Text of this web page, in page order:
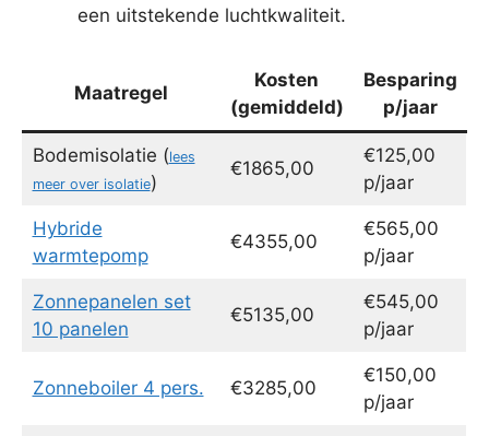
een uitstekende luchtkwaliteit.
Maatregel
Kosten
(gemiddeld)
Besparing
p/jaar
Bodemisolatie (lees
meer over isolatie)
€1865,00
€125,00
p/jaar
Hybride
warmtepomp
€4355,00
€565,00
p/jaar
Zonnepanelen set
10 panelen
€5135,00
€545,00
p/jaar
Zonneboiler 4 pers. €3285,00
€150,00
p/jaar